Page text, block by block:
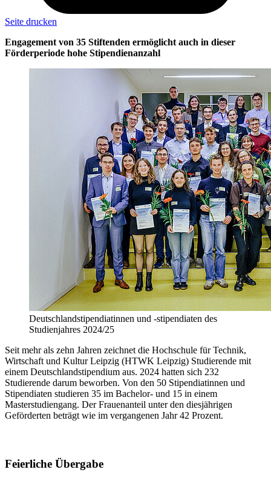
Seite drucken
Engagement von 35 Stiftenden ermöglicht auch in dieser
Förderperiode hohe Stipendienanzahl
Deutschlandstipendiatinnen und -stipendiaten des
Studienjahres 2024/25
Seit mehr als zehn Jahren zeichnet die Hochschule für Technik,
Wirtschaft und Kultur Leipzig (HTWK Leipzig) Studierende mit
einem Deutschlandstipendium aus. 2024 hatten sich 232
Studierende darum beworben. Von den 50 Stipendiatinnen und
Stipendiaten studieren 35 im Bachelor- und 15 in einem
Masterstudiengang. Der Frauenanteil unter den diesjährigen
Geförderten beträgt wie im vergangenen Jahr 42 Prozent.
Feierliche Übergabe